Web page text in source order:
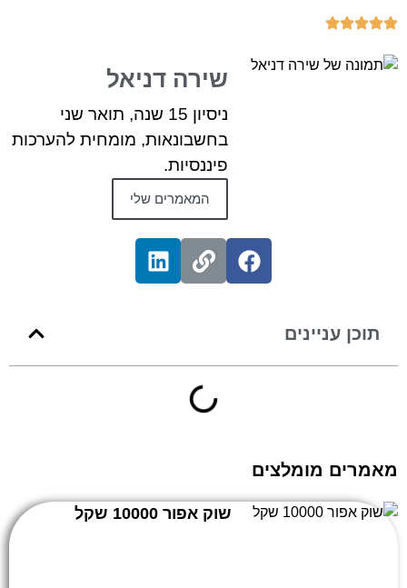
שירה דניאל
ניסיון 15 שנה, תואר שני
בחשבונאות, מומחית להערכות
פיננסיות.
המאמרים שלי
תוכן עניינים
מאמרים מומלצים
שוק אפור 10000 שקל